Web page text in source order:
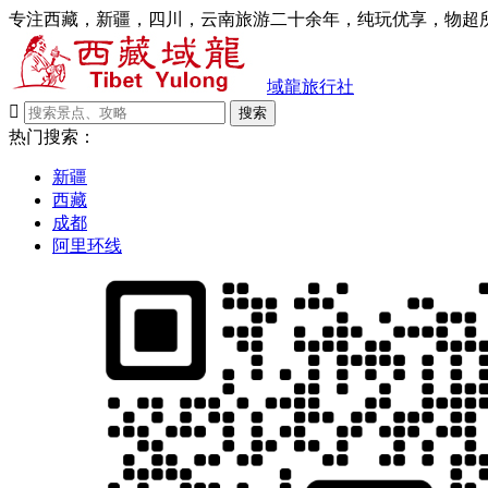
专注西藏，新疆，四川，云南旅游二十余年，纯玩优享，物超
域龍旅行社

搜索
热门搜索：
新疆
西藏
成都
阿里环线